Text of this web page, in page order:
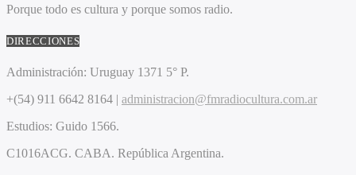
Porque todo es cultura y porque somos radio.
DIRECCIONES
Administración: Uruguay 1371 5° P.
+(54) 911 6642 8164 | administracion@fmradiocultura.com.ar
Estudios: Guido 1566.
C1016ACG. CABA. República Argentina.